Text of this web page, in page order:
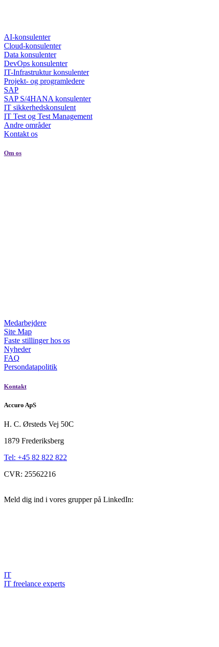
AI-konsulenter
Cloud-konsulenter
Data konsulenter
DevOps konsulenter
IT-Infrastruktur konsulenter
Projekt- og programledere
SAP
SAP S/4HANA konsulenter
IT sikkerhedskonsulent
IT Test og Test Management
Andre områder
Kontakt os
Om os
Medarbejdere
Site Map
Faste stillinger hos os
Nyheder
FAQ
Persondatapolitik
Kontakt
Accuro ApS
H. C. Ørsteds Vej 50C
1879 Frederiksberg
Tel: +45 82 822 822
CVR: 25562216
Meld dig ind i vores grupper på LinkedIn:
IT
IT freelance experts